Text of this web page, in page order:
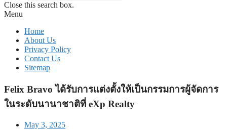
Close this search box.
Menu
Home
About Us
Privacy Policy
Contact Us
Sitemap
Felix Bravo ได้รับการแต่งตั้งให้เป็นกรรมการผู้จัดการ
ในระดับนานาชาติที่ eXp Realty
May 3, 2025